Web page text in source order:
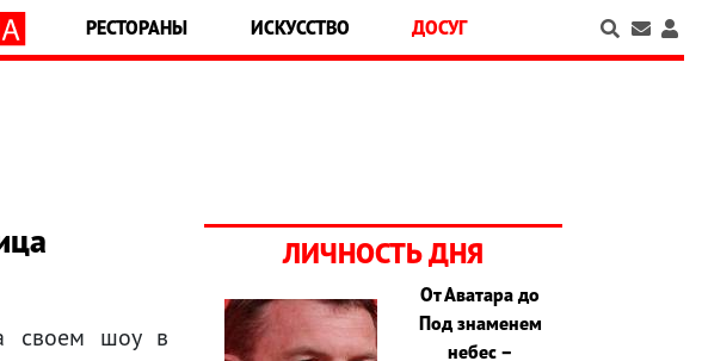
РЕСТОРАНЫ ИСКУССТВО ДОСУГ
своем шоу в
ЛИЧНОСТЬ ДНЯ
От Аватара до
Под знаменем
небес –